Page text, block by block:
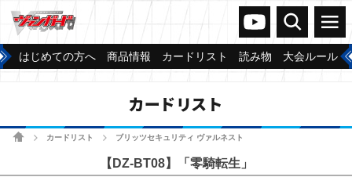
ヴァンガードch
検索 メニュー
はじめての方へ 商品情報 カードリスト 読み物 大会ルール
カードリスト
ホームカードリスト ブリッツセキュリティ ヴァルネスト
【DZ-BT08】「零騎転生」